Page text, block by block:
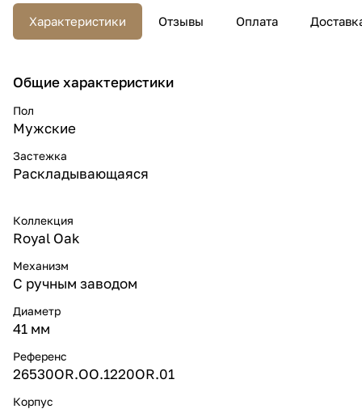
Характеристики Отзывы Оплата
Общие характеристики
Пол
Мужские
Застежка
Раскладывающаяся
Коллекция
Royal Oak
Механизм
С ручным заводом
Диаметр
41 мм
Референс
26530OR.OO.1220OR.01
Корпус